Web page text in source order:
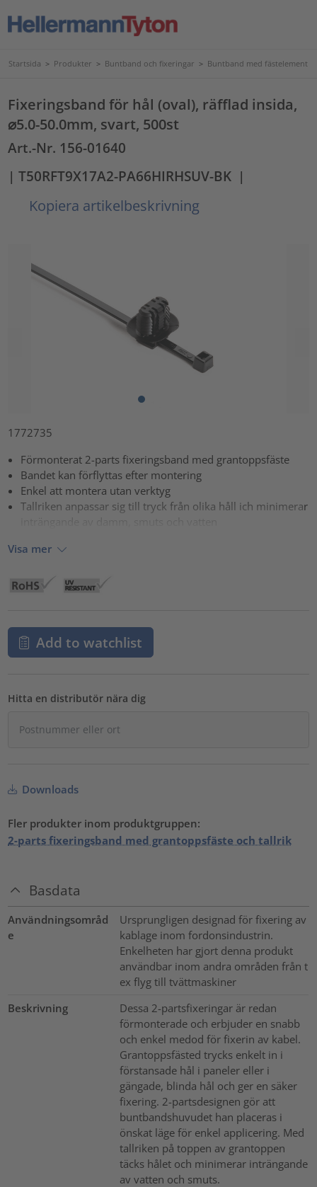
Startsida > Produkter > Buntband och fixeringar > Buntband med fästelement
Fixeringsband för hål (oval), räfflad insida,
⌀5.0-50.0mm, svart, 500st
Art.-Nr. 156-01640
| T50RFT9X17A2-PA66HIRHSUV-BK |
Kopiera artikelbeskrivning
1772735
Förmonterat 2-parts fixeringsband med grantoppsfäste
Bandet kan förflyttas efter montering
Enkel att montera utan verktyg
Tallriken anpassar sig till tryck från olika håll ich minimerar
Visa mer
Add to watchlist
Hitta en distributör nära dig
Downloads
Fler produkter inom produktgruppen:
2-parts fixeringsband med grantoppsfäste och tallrik
Basdata
Användningsområd
e
Ursprungligen designad för fixering av
kablage inom fordonsindustrin.
Enkelheten har gjort denna produkt
användbar inom andra områden från t
ex flyg till tvättmaskiner
Beskrivning
Dessa 2-partsfixeringar är redan
förmonterade och erbjuder en snabb
och enkel medod för fixerin av kabel.
Grantoppsfästed trycks enkelt in i
förstansade hål i paneler eller i
gängade, blinda hål och ger en säker
fixering. 2-partsdesignen gör att
buntbandshuvudet han placeras i
önskat läge för enkel applicering. Med
tallriken på toppen av grantoppen
täcks hålet och minimerar inträngande
av vatten och smuts.